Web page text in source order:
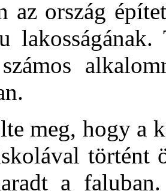
az ország
lakosságának.
meg, hogy a
történt
a